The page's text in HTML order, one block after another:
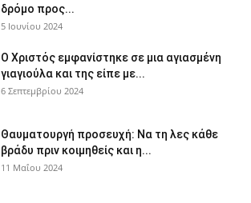
δρόμο προς...
5 Ιουνίου 2024
Ο Χριστός εμφανίστηκε σε μια αγιασμένη
γιαγιούλα και της είπε με...
6 Σεπτεμβρίου 2024
Θαυματουργή προσευχή: Να τη λες κάθε
βράδυ πριν κοιμηθείς και η...
11 Μαΐου 2024